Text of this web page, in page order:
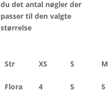
282,75
du det antal nøgler der
passer til den valgte
størrelse
Str XS S M
Flora 4 5 5